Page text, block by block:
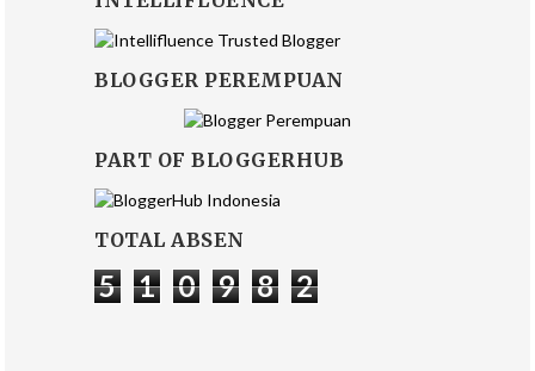
BLOGGER PEREMPUAN
PART OF BLOGGERHUB
TOTAL ABSEN
5 1 0 9 8 2